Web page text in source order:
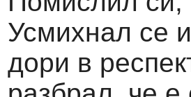
Усмихнал се
дори в